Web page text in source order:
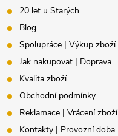
20 let u Starých
Blog
Spolupráce | Výkup zboží
Jak nakupovat | Doprava
Kvalita zboží
Obchodní podmínky
Reklamace | Vrácení zboží
Kontakty | Provozní doba